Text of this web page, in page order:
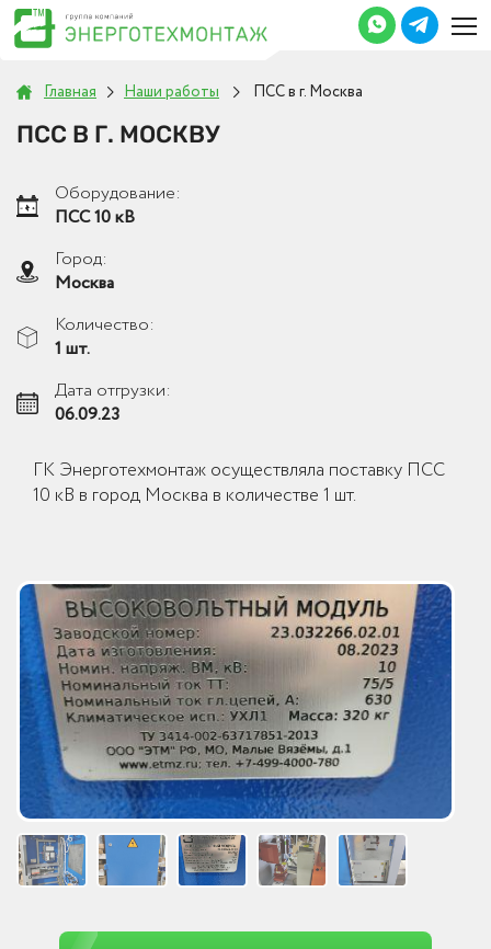
Главная Наши работы ПСС в г. Москва
ПСС В Г. МОСКВУ
Оборудование:
ПСС 10 кВ
Город:
Москва
Количество:
1 шт.
Дата отгрузки:
06.09.23
ГК Энерготехмонтаж осуществляла поставку ПСС
10 кВ в город Москва в количестве 1 шт.